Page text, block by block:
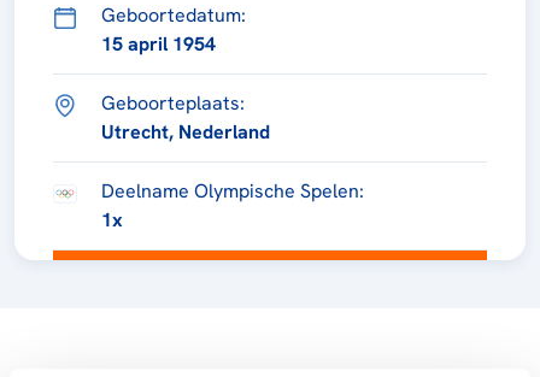
Geboortedatum:
15 april 1954
Geboorteplaats:
Utrecht, Nederland
Deelname Olympische Spelen:
1x